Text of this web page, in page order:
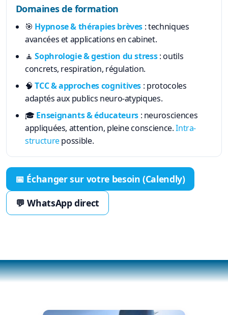
Domaines de formation
🎯 Hypnose & thérapies brèves : techniques
avancées et applications en cabinet.
🧘Sophrologie & gestion du stress: outils
concrets, respiration, régulation.
🧠TCC & approches cognitives : protocoles
adaptés aux publics neuro-atypiques.
🎓Enseignants & éducateurs: neurosciences
appliquées, attention, pleine conscience.Intra-
structurepossible.
📅 Échanger sur votre besoin (Calendly)
💬 WhatsApp direct